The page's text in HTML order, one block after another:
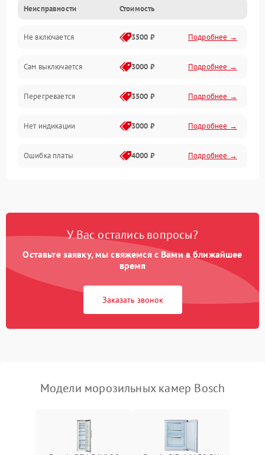
Механика
Неисправности Стоимость
Не включается 3500 ₽ Подробнее →
Сам выключается 3000 ₽ Подробнее →
Перегревается 3500 ₽ Подробнее →
Нет индикации 3000 ₽ Подробнее →
Ошибка платы 4000 ₽ Подробнее →
У Вас остались вопросы?
Оставьте заявку, мы свяжемся с Вами в ближайшее
время
Заказать звонок
Модели морозильных камер Bosch